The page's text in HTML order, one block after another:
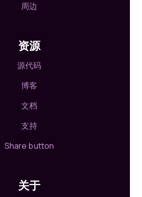
周边
资源
源代码
博客
文档
支持
Share button
关于